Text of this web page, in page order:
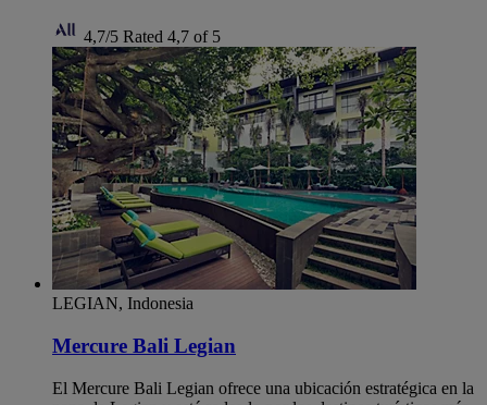
4,7/5 Rated 4,7 of 5
LEGIAN, Indonesia
Mercure Bali Legian
El Mercure Bali Legian ofrece una ubicación estratégica en la